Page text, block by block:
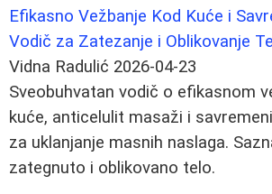
Efikasno Vežbanje Kod Kuće i
Vodič za Zatezanje i Oblikovanje
Vidna Radulić 2026-04-23
Sveobuhvatan vodič o efikasnom
kuće, anticelulit masaži i
za uklanjanje masnih naslaga.
zategnuto i oblikovano telo.